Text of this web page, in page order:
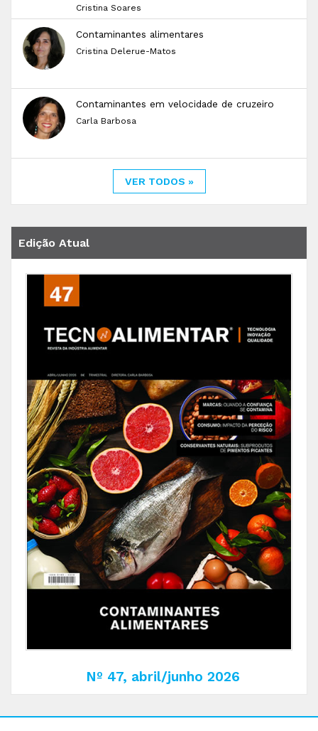
Cristina Soares
Contaminantes alimentares
Cristina Delerue-Matos
Contaminantes em velocidade de cruzeiro
Carla Barbosa
VER TODOS »
Edição Atual
Nº 47, abril/junho 2026